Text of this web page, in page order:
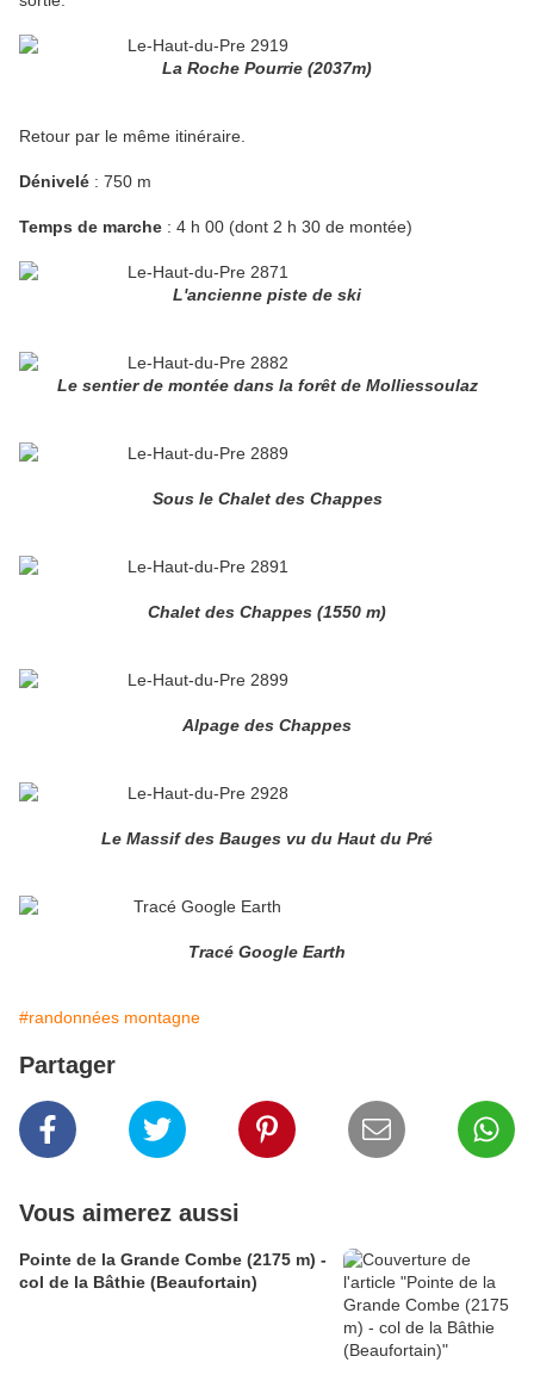
La Roche Pourrie (2037m)
Retour par le même itinéraire.
Dénivelé : 750 m
Temps de marche : 4 h 00 (dont 2 h 30 de montée)
L'ancienne piste de ski
Le sentier de montée dans la forêt de Molliessoulaz
Sous le Chalet des Chappes
Chalet des Chappes (1550 m)
Alpage des Chappes
Le Massif des Bauges vu du Haut du Pré
Tracé Google Earth
#randonnées montagne
Partager
Vous aimerez aussi
Pointe de la Grande Combe (2175 m) -
col de la Bâthie (Beaufortain)